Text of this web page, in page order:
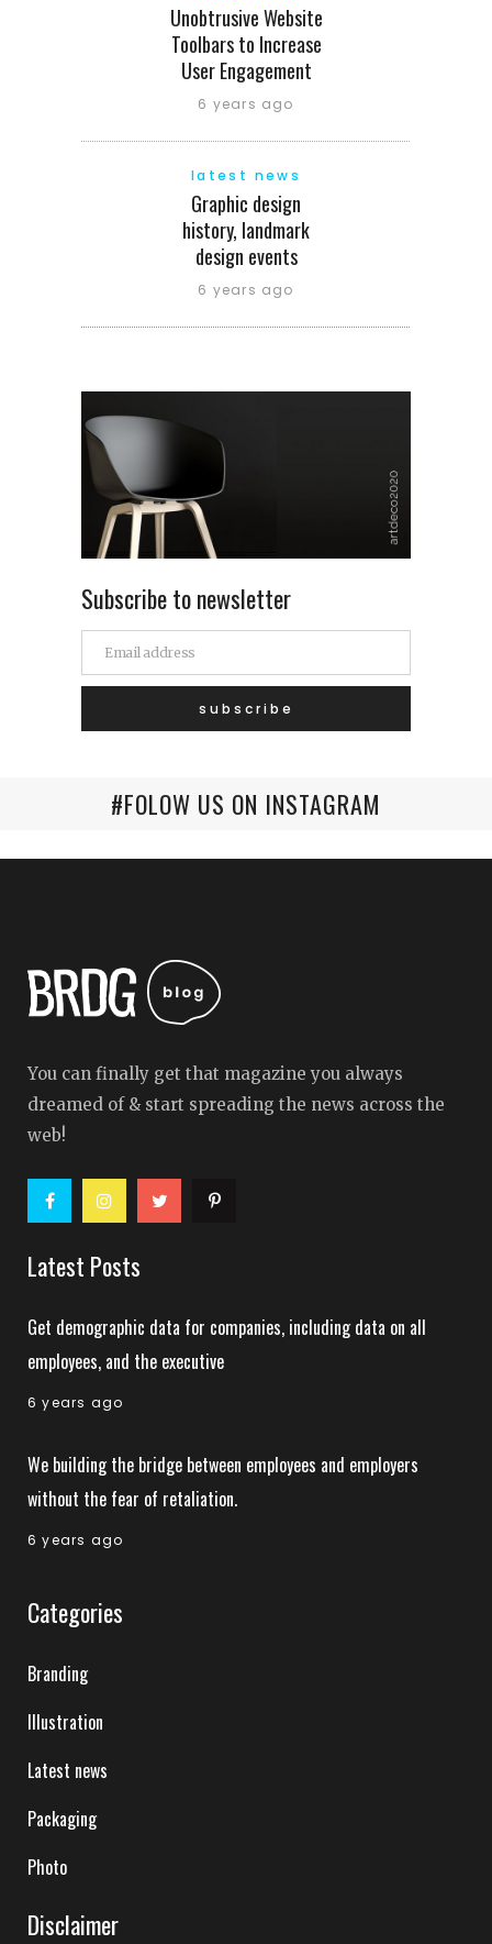
Unobtrusive Website
Toolbars to Increase
User Engagement
6 years ago
latest news
Graphic design
history, landmark
design events
6 years ago
Subscribe to newsletter
#FOLOW US ON INSTAGRAM
You can finally get that magazine you always
dreamed of & start spreading the news across the
web!
Latest Posts
Get demographic data for companies, including data on all
employees, and the executive
6 years ago
We building the bridge between employees and employers
without the fear of retaliation.
6 years ago
Categories
Branding
Illustration
Latest news
Packaging
Photo
Disclaimer